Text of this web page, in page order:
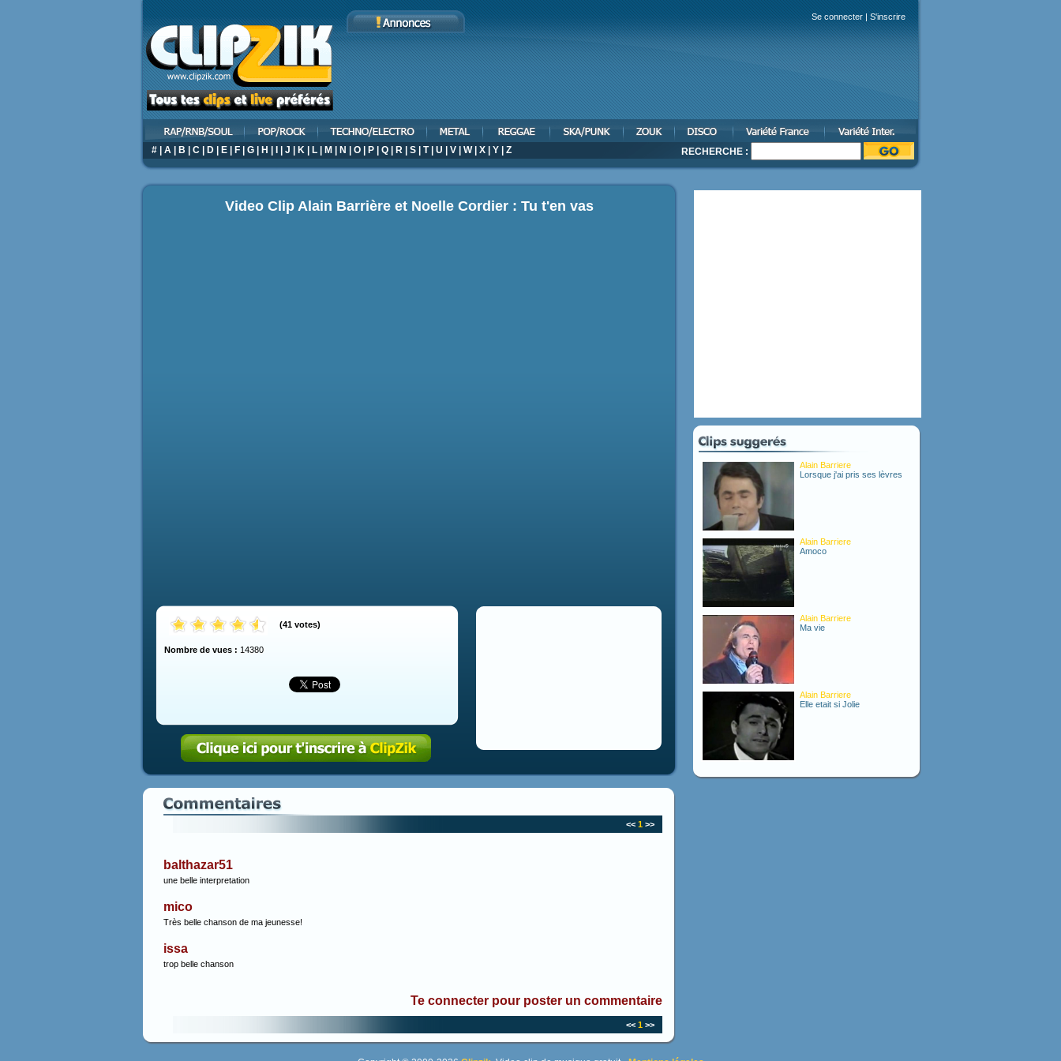
Se connecter | S'inscrire
# A B C D E F G H J K L M N O P Q R S T| U V W| X Y Z RECHERCHE :
Video Clip Alain Barrière et Noelle Cordier : Tu t'en vas
(41 votes)
Nombre de vues : 14380
<< 1 >>
balthazar51
une belle interpretation
mico
Très belle chanson de ma jeunesse!
issa
trop belle chanson
Te connecter pour poster un commentaire
<< 1 >>
Alain Barriere
Lorsque j'ai pris ses lèvres
Alain Barriere
Amoco
Alain Barriere
Ma vie
Alain Barriere
Elle etait si Jolie